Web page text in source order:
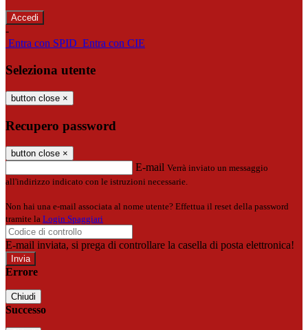
-
Entra con SPID Entra con CIE
Seleziona utente
button close ×
Recupero password
button close ×
E-mail Verrà inviato un messaggio
all'indirizzo indicato con le istruzioni necessarie.
Non hai una e-mail associata al nome utente? Effettua il reset della password
tramite la Login Spaggiari
E-mail inviata, si prega di controllare la casella di posta elettronica!
Errore
Chiudi
Successo